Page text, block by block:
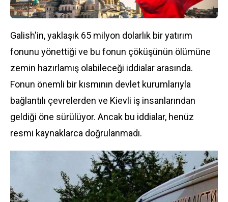
Galish'in, yaklaşık 65 milyon dolarlık bir yatırım
fonunu yönettiği ve bu fonun çöküşünün ölümüne
zemin hazırlamış olabileceği iddialar arasında.
Fonun önemli bir kısmının devlet kurumlarıyla
bağlantılı çevrelerden ve Kievli iş insanlarından
geldiği öne sürülüyor. Ancak bu iddialar, henüz
resmi kaynaklarca doğrulanmadı.